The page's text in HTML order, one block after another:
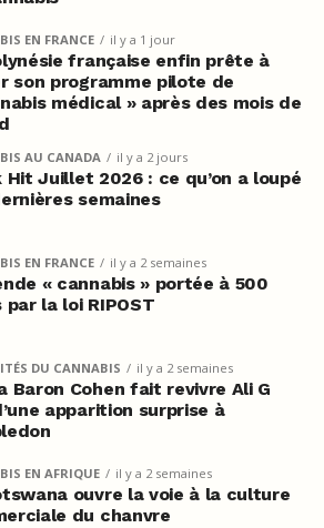
EN FRANCE il y a 1 jour
française enfin prête à
son programme pilote de
médical » après des mois de
AU CANADA il y a 2 jours
Hit Juillet 2026 : ce qu’on a loupé
semaines
EN FRANCE il y a 2 semaines
« cannabis » portée à 500
par la loi RIPOST
DU CANNABIS il y a 2 semaines
Baron Cohen fait revivre Ali G
apparition surprise à
EN AFRIQUE il y a 2 semaines
ouvre la voie à la culture
du chanvre